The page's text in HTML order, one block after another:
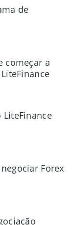
de
começar a
LiteFinance
Forex